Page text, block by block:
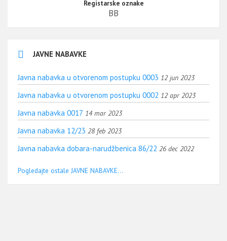
Registarske oznake
BB
JAVNE NABAVKE
Javna nabavka u otvorenom postupku 0003 12 jun 2023
Javna nabavka u otvorenom postupku 0002 12 apr 2023
Javna nabavka 0017 14 mar 2023
Javna nabavka 12/23 28 feb 2023
Javna nabavka dobara-narudžbenica 86/22 26 dec 2022
Pogledajte ostale JAVNE NABAVKE...